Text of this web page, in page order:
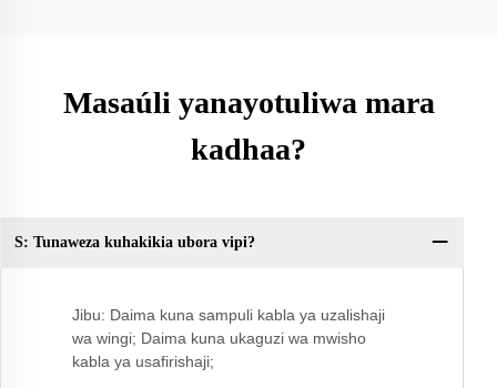
Masaúli yanayotuliwa mara
kadhaa?
S: Tunaweza kuhakikia ubora vipi?
Jibu: Daima kuna sampuli kabla ya uzalishaji
wa wingi; Daima kuna ukaguzi wa mwisho
kabla ya usafirishaji;